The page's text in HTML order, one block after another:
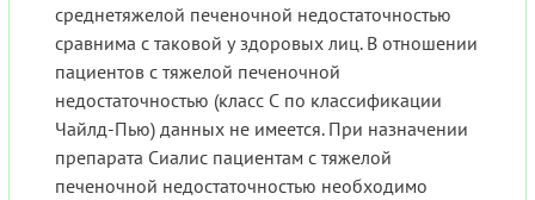
среднетяжелой печеночной недостаточностью
сравнима с таковой у здоровых лиц. В отношении
пациентов с тяжeлой печeночной
недостаточностью (класс С по классификации
Чайлд-Пью) данных не имеется. При назначении
препарата Сиалис пациентам с тяжелой
печеночной недостаточностью необходимо